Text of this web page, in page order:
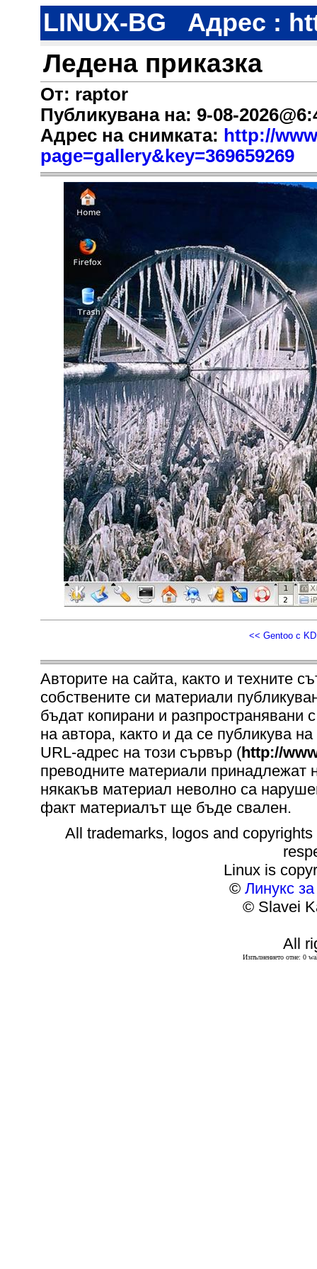
LINUX-BG Адрес :
Ледена приказка
От: raptor
Публикувана на: 9-08-
Адрес на снимката: http://
page=gallery&key=369659269
<< Gentoo с
Авторите на сайта, както и техните
собствените си материали
бъдат копирани и разпространявани
на автора, както и да се публикува
URL-адрес на този сървър (http://
преводните материали принадлежат
някакъв материал неволно са
факт материалът ще бъде свален.
All trademarks, logos and
Linux is
© Линукс
© Slavei
All
Изпълнението отне: 0